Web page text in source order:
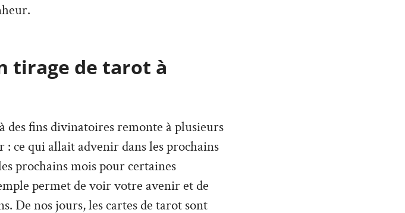
tirage de tarot à
des fins divinatoires remonte à plusieurs
: ce qui allait advenir dans les prochains
prochains mois pour certaines
permet de voir votre avenir et de
De nos jours, les cartes de tarot sont